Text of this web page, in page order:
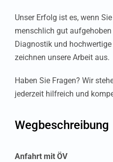
Unser Erfolg ist es, wenn
menschlich gut
Diagnostik und
zeichnen unsere Arbeit aus.
Haben Sie Fragen? Wir
jederzeit hilfreich und
Wegbeschreibung
Anfahrt mit ÖV
Dübendorf
Einsiedeln